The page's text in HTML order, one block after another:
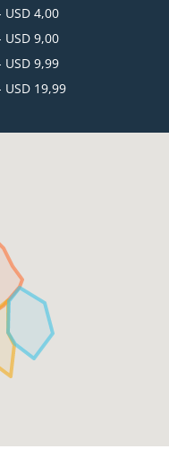
4,00
9,00
9,99
19,99